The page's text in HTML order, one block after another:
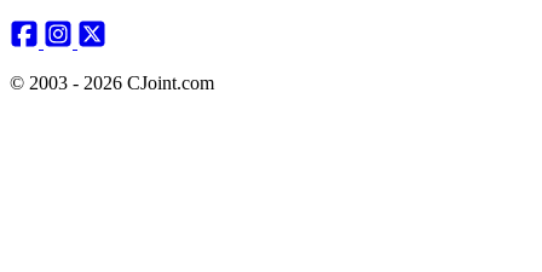
© 2003 - 2026 CJoint.com